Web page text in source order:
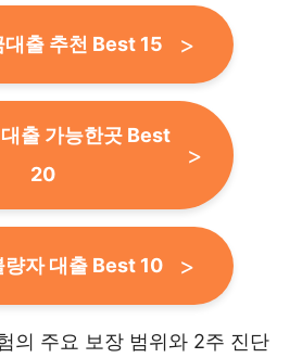
대출 추천 Best 15
출 가능한곳 Best
20
량자 대출 Best 10
의 주요 보장 범위와 2주 진단